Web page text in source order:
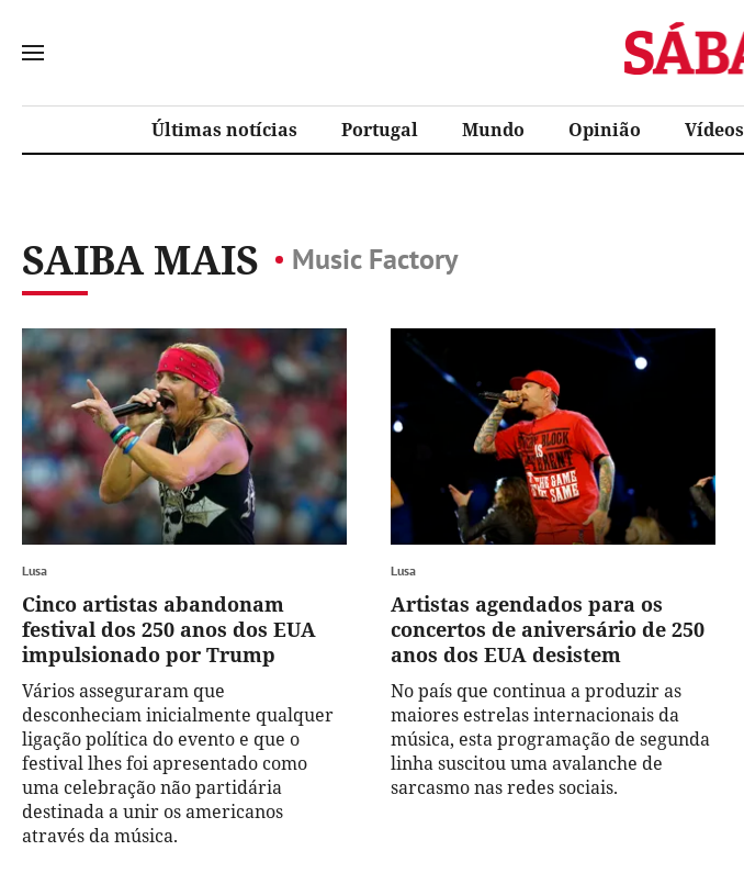
Sábado
Últimas notícias Portugal Mundo Opinião Vídeos
SAIBA MAIS Music Factory
Lusa
Cinco artistas abandonam
festival dos 250 anos dos EUA
impulsionado por Trump
Vários asseguraram que
desconheciam inicialmente qualquer
ligação política do evento e que o
festival lhes foi apresentado como
uma celebração não partidária
destinada a unir os americanos
através da música.
Lusa
Artistas agendados para os
concertos de aniversário de 250
anos dos EUA desistem
No país que continua a produzir as
maiores estrelas internacionais da
música, esta programação de segunda
linha suscitou uma avalanche de
sarcasmo nas redes sociais.